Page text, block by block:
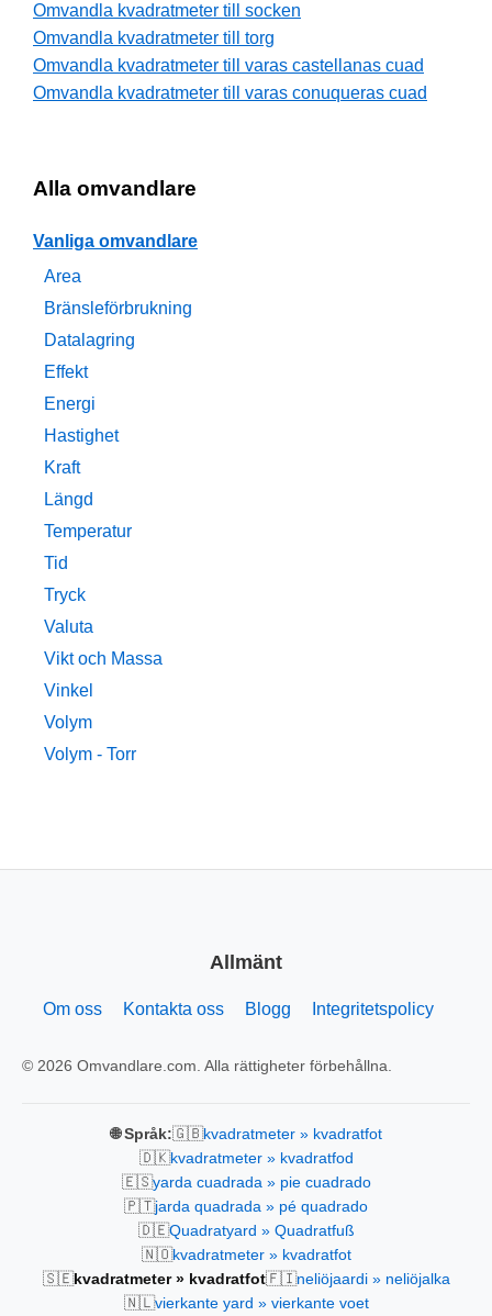
Omvandla kvadratmeter till socken
Omvandla kvadratmeter till torg
Omvandla kvadratmeter till varas castellanas cuad
Omvandla kvadratmeter till varas conuqueras cuad
Alla omvandlare
Vanliga omvandlare
Area
Bränsleförbrukning
Datalagring
Effekt
Energi
Hastighet
Kraft
Längd
Temperatur
Tid
Tryck
Valuta
Vikt och Massa
Vinkel
Volym
Volym - Torr
Allmänt
Om oss Kontakta oss Blogg Integritetspolicy
© 2026 Omvandlare.com. Alla rättigheter förbehållna.
🌐 Språk:🇬🇧kvadratmeter » kvadratfot
🇩🇰kvadratmeter » kvadratfod
🇪🇸yarda cuadrada » pie cuadrado
🇵🇹jarda quadrada » pé quadrado
🇩🇪Quadratyard » Quadratfuß
🇳🇴kvadratmeter » kvadratfot
🇸🇪kvadratmeter » kvadratfot🇫🇮neliöjaardi » neliöjalka
🇳🇱vierkante yard » vierkante voet